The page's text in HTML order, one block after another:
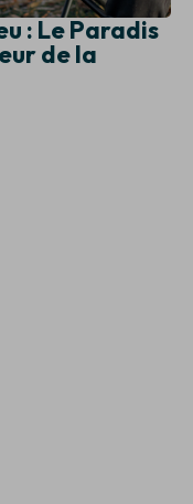
: Le Paradis
de la